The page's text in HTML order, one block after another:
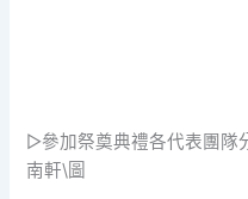
▷參加祭奠典禮各代表團隊
南軒\圖